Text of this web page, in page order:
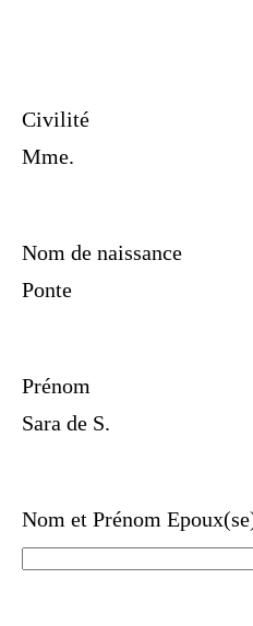
Civilité
Mme.
Nom de naissance
Ponte
Prénom
Sara de S.
Nom et Prénom